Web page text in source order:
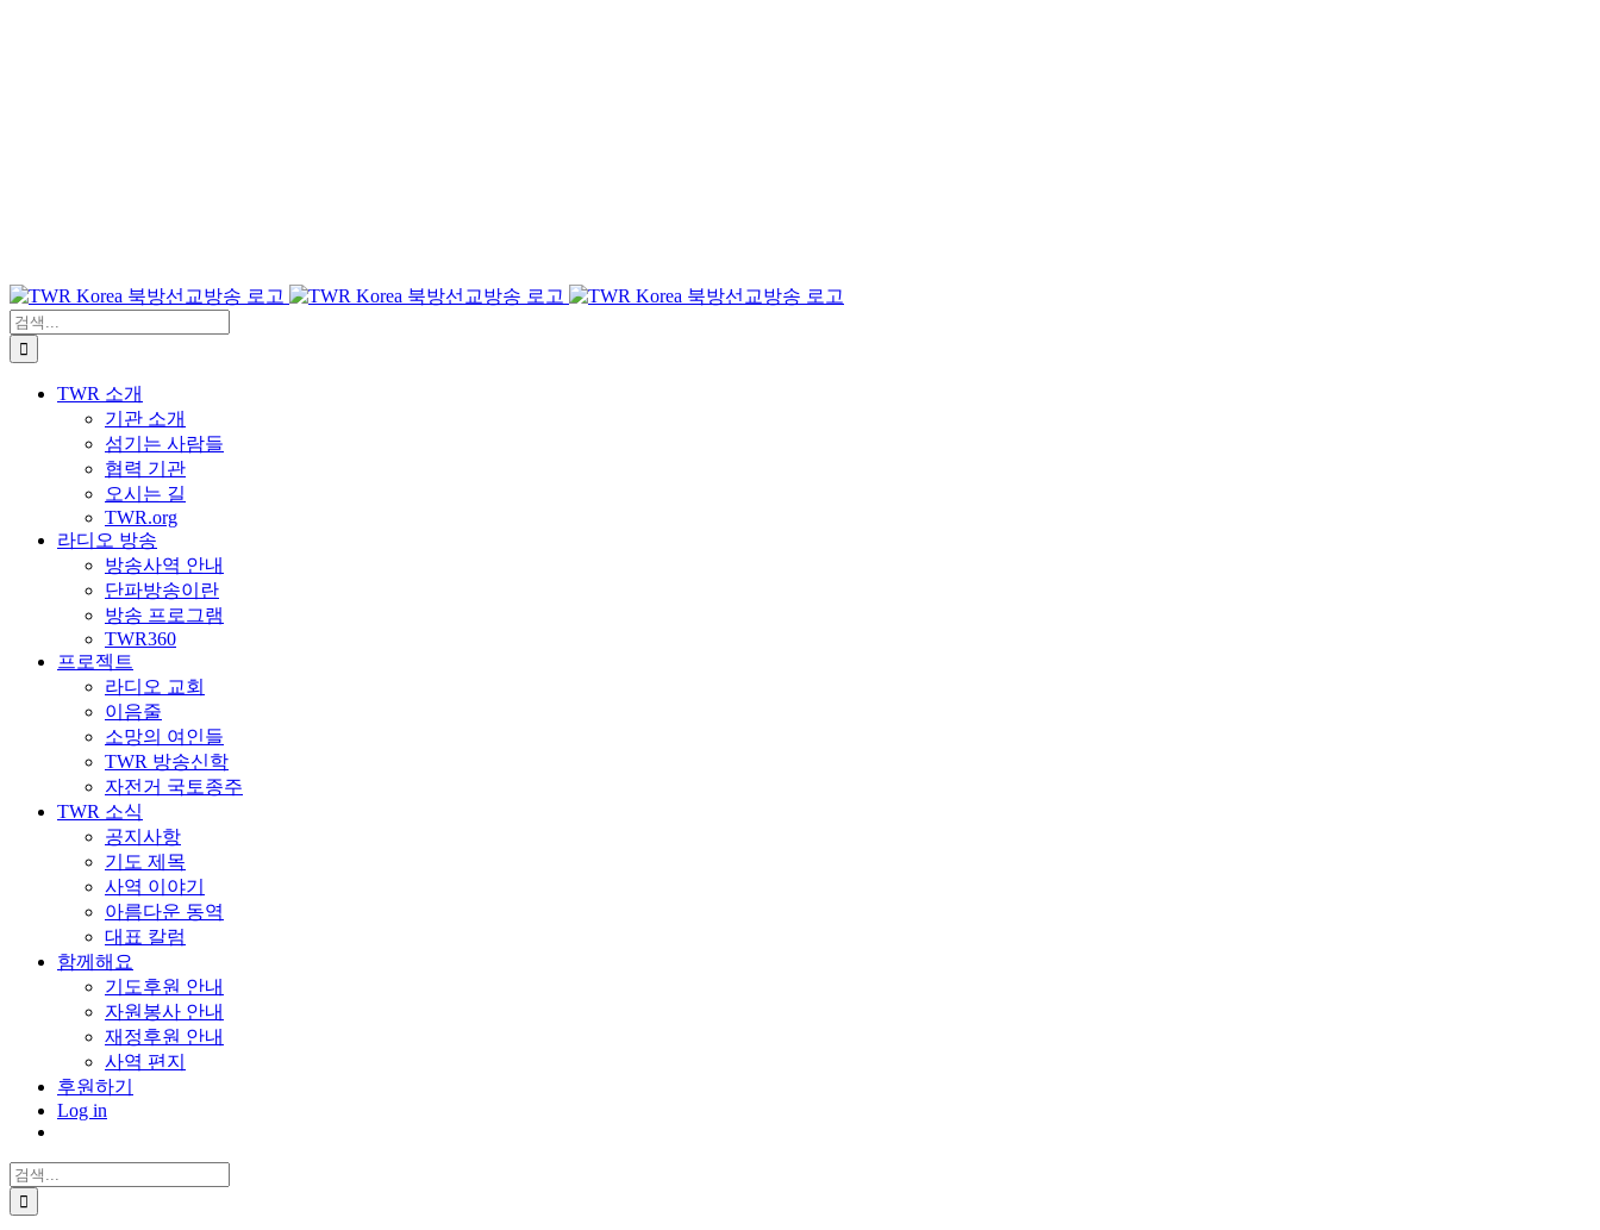
검
색:
TWR 소개
기관 소개
섬기는 사람들
협력 기관
오시는 길
TWR.org
라디오 방송
방송사역 안내
단파방송이란
방송 프로그램
TWR360
프로젝트
라디오 교회
이음줄
소망의 여인들
TWR 방송신학
자전거 국토종주
TWR 소식
공지사항
기도 제목
사역 이야기
아름다운 동역
대표 칼럼
함께해요
기도후원 안내
자원봉사 안내
재정후원 안내
사역 편지
후원하기
Log in
검
색: